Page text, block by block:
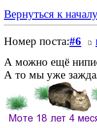
Вернуться к
Номер поста:#6
А можно ещё
А то мы уже